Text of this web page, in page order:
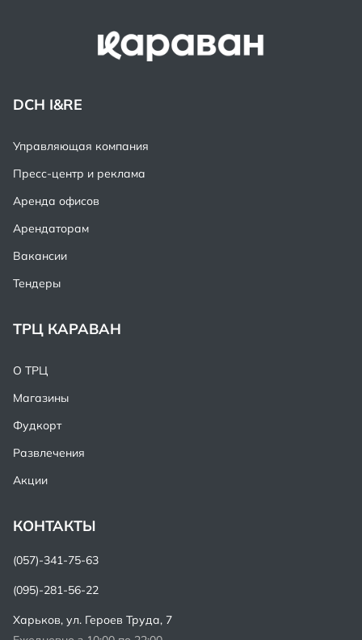
DCH I&RE
Управляющая компания
Пресс-центр и реклама
Аренда офисов
Арендаторам
Вакансии
Тендеры
ТРЦ КАРАВАН
О ТРЦ
Магазины
Фудкорт
Развлечения
Акции
КОНТАКТЫ
(057)-341-75-63
(095)-281-56-22
Харьков, ул. Героев Труда, 7